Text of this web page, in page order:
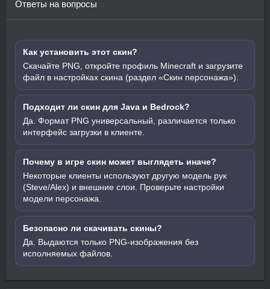
Ответы на вопросы
Как установить этот скин?
Скачайте PNG, откройте профиль Minecraft и загрузите
файл в настройках скина (раздел «Скин персонажа»).
Подходит ли скин для Java и Bedrock?
Да. Формат PNG универсальный, различается только
интерфейс загрузки в клиенте.
Почему в игре скин может выглядеть иначе?
Некоторые клиенты используют другую модель рук
(Steve/Alex) и внешние слои. Проверьте настройки
модели персонажа.
Безопасно ли скачивать скины?
Да. Выдаются только PNG-изображения без
исполняемых файлов.